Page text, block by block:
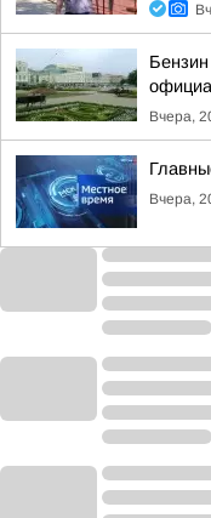
Вчера,
Вчера,